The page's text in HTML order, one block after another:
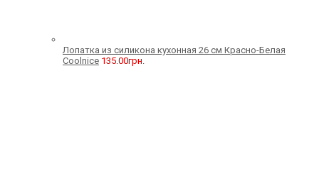
Лопатка из силикона кухонная 26 см Красно-Белая
Coolnice 135.00грн.